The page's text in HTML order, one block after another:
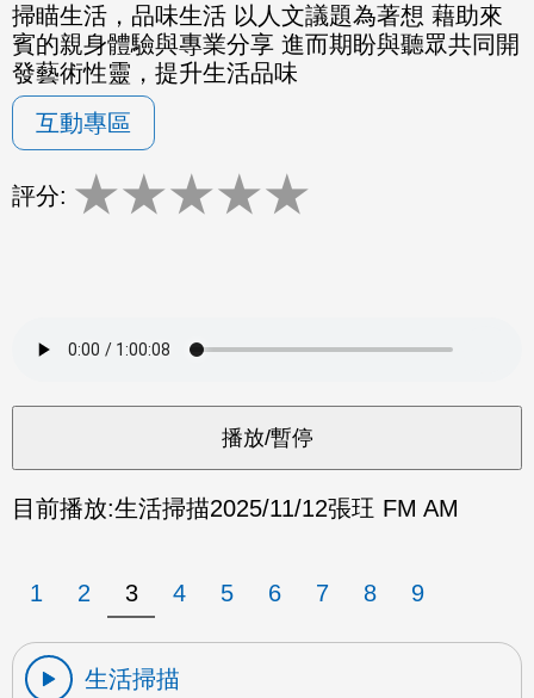
掃瞄生活，品味生活 以人文議題為著想 藉助來
賓的親身體驗與專業分享 進而期盼與聽眾共同開
發藝術性靈，提升生活品味
互動專區
評分: ★★★★★
目前播放:生活掃描2025/11/12張玨 FM AM
1 2 3 4 5 6 7 8 9
生活掃描